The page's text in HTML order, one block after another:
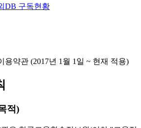
DB 구독현황
용약관 (2017년 1월 1일 ~ 현재 적용)
적)